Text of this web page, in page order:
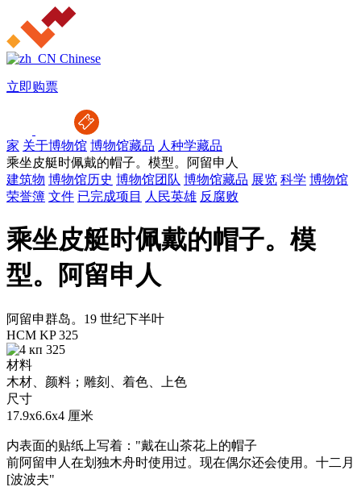
Chinese
立即购票
家 关于博物馆 博物馆藏品 人种学藏品
乘坐皮艇时佩戴的帽子。模型。阿留申人
建筑物 博物馆历史 博物馆团队 博物馆藏品 展览 科学 博物馆
荣誉簿 文件 已完成项目 人民英雄 反腐败
乘坐皮艇时佩戴的帽子。模
型。阿留申人
阿留申群岛。19 世纪下半叶
HCM KP 325
材料
木材、颜料；雕刻、着色、上色
尺寸
17.9x6.6x4 厘米
内表面的贴纸上写着："戴在山茶花上的帽子
前阿留申人在划独木舟时使用过。现在偶尔还会使用。十二月
[波波夫"